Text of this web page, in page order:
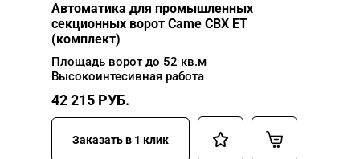
Автоматика для промышленных
секционных ворот Came CBX ET
(комплект)
Площадь ворот до 52 кв.м
Высокоинтесивная работа
42 215 РУБ.
Заказать в 1 клик